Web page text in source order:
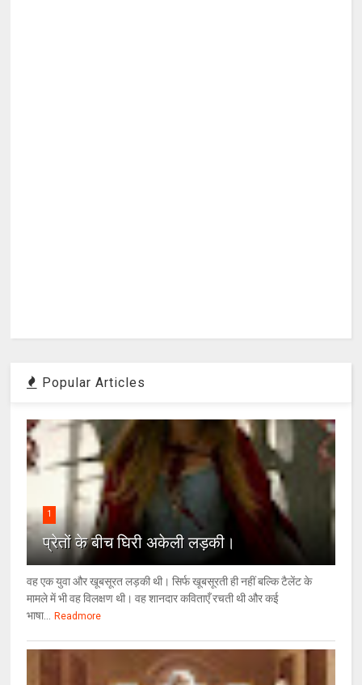
Popular Articles
1
प्रेतों के बीच घिरी अकेली लड़की।
वह एक युवा और खूबसूरत लड़की थी। सिर्फ खूबसूरती ही नहीं बल्कि टैलेंट के
मामले में भी वह विलक्षण थी। वह शानदार कविताएँ रचती थी और कई
भाषा...
Readmore